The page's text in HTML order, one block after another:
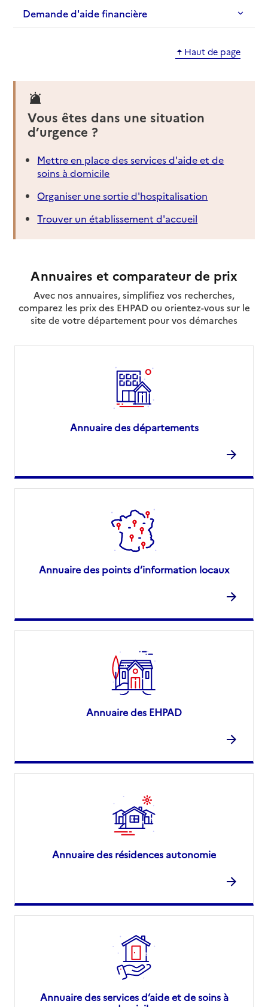
Demande d'aide financière
Haut de page
Vous êtes dans une situation
d’urgence ?
Mettre en place des services d'aide et de
soins à domicile
Organiser une sortie d'hospitalisation
Trouver un établissement d'accueil
Annuaires et comparateur de prix
Avec nos annuaires, simplifiez vos recherches,
comparez les prix des EHPAD ou orientez-vous sur le
site de votre département pour vos démarches
Annuaire des départements
Annuaire des points d’information locaux
Annuaire des EHPAD
Annuaire des résidences autonomie
Annuaire des services d’aide et de soins à